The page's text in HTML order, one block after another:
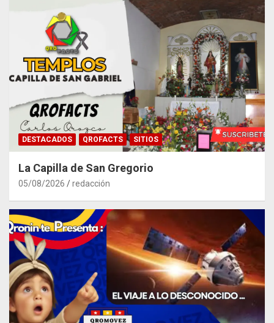
DESTACADOS QROFACTS SITIOS
La Capilla de San Gregorio
05/08/2026 redacción